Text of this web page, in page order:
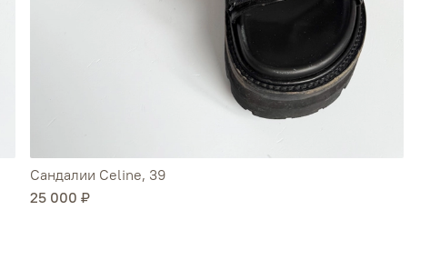
Сандалии Celine, 39
25 000 ₽